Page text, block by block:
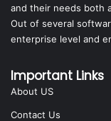
and their needs both
Out of several
enterprise level and
Important Links
About US
Contact Us